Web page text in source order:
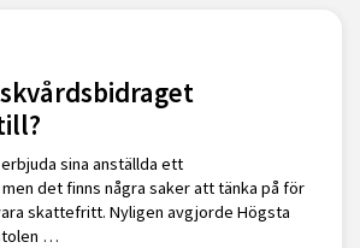
sina anställda ett
det finns några saker att tänka på för
skattefritt. Nyligen avgjorde Högsta
…